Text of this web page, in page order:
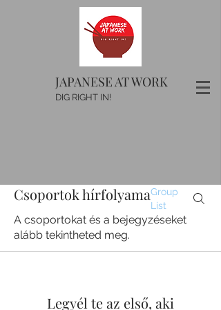
JAPANESE AT WORK
DIG RIGHT IN!
Csoportok hírfolyamaGroup
List
A csoportokat és a bejegyzéseket
alább tekintheted meg.
Legyél te az első, aki